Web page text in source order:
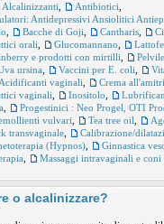
Alcalinizzanti Antibiotici
Antidepressivi Ansiolitici
Bacche di Goji Cantharis
orali
Glucomannano
e prodotti con mirtilli
ursina Vaccini per E. coli
Acidificanti vaginali Crema
vaginali
Inositolo
Progestinici : Neo Progel, OTI
vulvari
Tea tree oil
transvaginale
Calibrazione/
(Hypnos)
Ginnastica
Massaggi intravaginali e coni
o alcalinizzare?